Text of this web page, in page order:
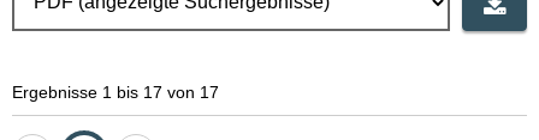
Ergebnisse 1 bis 17 von 17